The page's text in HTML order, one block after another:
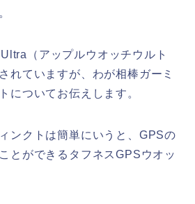
（アップルウオッチウルト
れていますが、わが相棒ガーミ
ついてお伝えします。
ンクトは簡単にいうと、GPSの
とができるタフネスGPSウオッ